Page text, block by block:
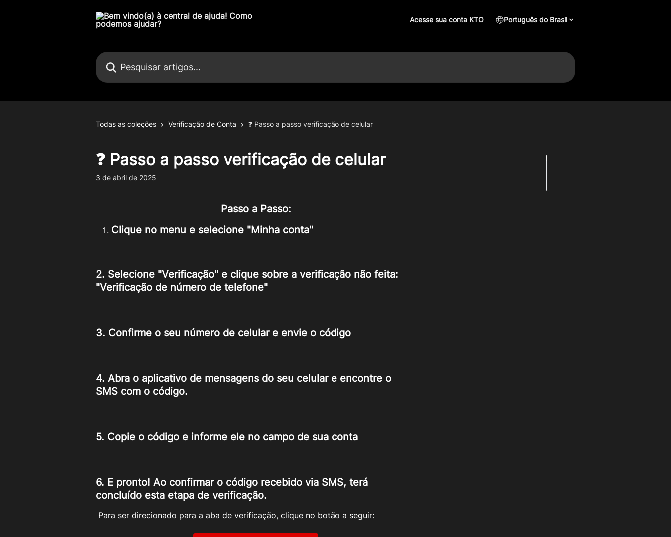
Acesse sua conta KTO Português do Brasil
Pesquisar artigos...
Todas as coleções Verificação de Conta ❓ Passo a passo verificação de celular
❓ Passo a passo verificação de celular
3 de abril de 2025
Passo a Passo:
Clique no menu e selecione "Minha conta"
2. Selecione "Verificação" e clique sobre a verificação não feita:
"Verificação de número de telefone"
3. Confirme o seu número de celular e envie o código
4. Abra o aplicativo de mensagens do seu celular e encontre o
SMS com o código.
5. Copie o código e informe ele no campo de sua conta
6. E pronto! Ao confirmar o código recebido via SMS, terá
concluído esta etapa de verificação.
Para ser direcionado para a aba de verificação, clique no botão a seguir: